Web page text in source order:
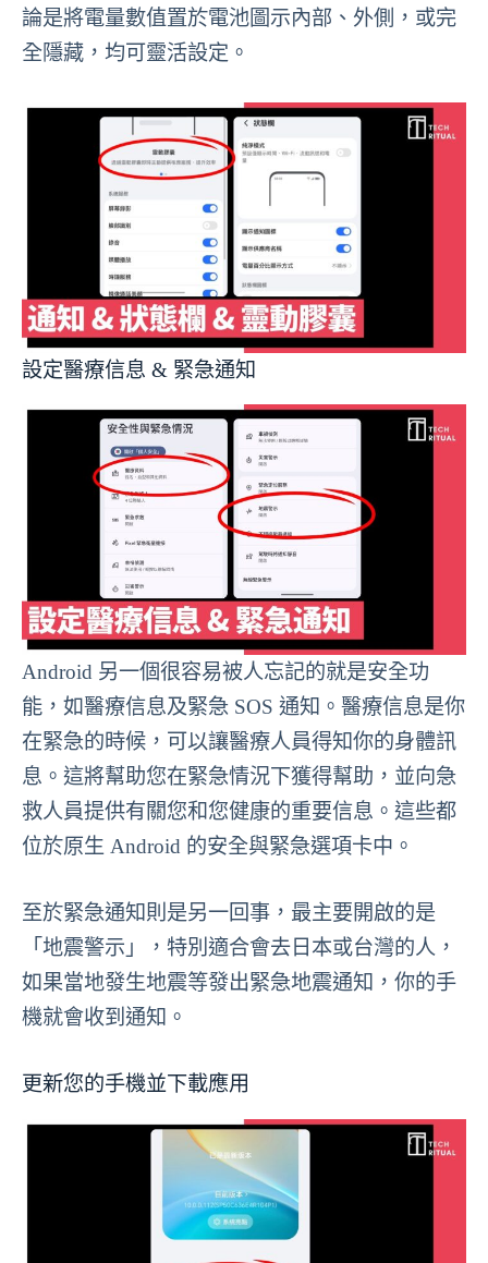
論是將電量數值置於電池圖示內部、外側，或完
全隱藏，均可靈活設定。
設定醫療信息 & 緊急通知
Android 另一個很容易被人忘記的就是安全功
能，如醫療信息及緊急 SOS 通知。醫療信息是你
在緊急的時候，可以讓醫療人員得知你的身體訊
息。這將幫助您在緊急情況下獲得幫助，並向急
救人員提供有關您和您健康的重要信息。這些都
位於原生 Android 的安全與緊急選項卡中。
至於緊急通知則是另一回事，最主要開啟的是
「地震警示」，特別適合會去日本或台灣的人，
如果當地發生地震等發出緊急地震通知，你的手
機就會收到通知。
更新您的手機並下載應用